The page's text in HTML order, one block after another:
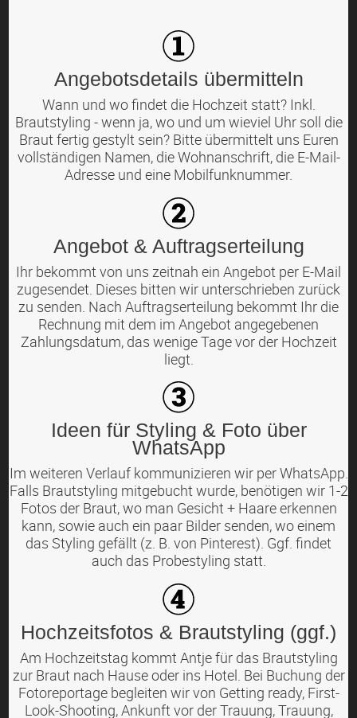
Angebotsdetails übermitteln
Wann und wo findet die Hochzeit statt? Inkl.
Brautstyling - wenn ja, wo und um wieviel Uhr soll die
Braut fertig gestylt sein? Bitte übermittelt uns Euren
vollständigen Namen, die Wohnanschrift, die E-Mail-
Adresse und eine Mobilfunknummer.
Angebot & Auftragserteilung
Ihr bekommt von uns zeitnah ein Angebot per E-Mail
zugesendet. Dieses bitten wir unterschrieben zurück
zu senden. Nach Auftragserteilung bekommt Ihr die
Rechnung mit dem im Angebot angegebenen
Zahlungsdatum, das wenige Tage vor der Hochzeit
liegt.
Ideen für Styling & Foto über
WhatsApp
Im weiteren Verlauf kommunizieren wir per WhatsApp.
Falls Brautstyling mitgebucht wurde, benötigen wir 1-2
Fotos der Braut, wo man Gesicht + Haare erkennen
kann, sowie auch ein paar Bilder senden, wo einem
das Styling gefällt (z. B. von Pinterest). Ggf. findet
auch das Probestyling statt.
Hochzeitsfotos & Brautstyling (ggf.)
Am Hochzeitstag kommt Antje für das Brautstyling
zur Braut nach Hause oder ins Hotel. Bei Buchung der
Fotoreportage begleiten wir von Getting ready, First-
Look-Shooting, Ankunft vor der Trauung, Trauung,